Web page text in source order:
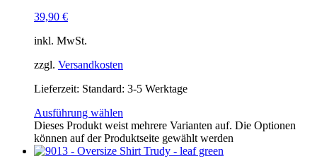
39,90 €
inkl. MwSt.
zzgl. Versandkosten
Lieferzeit: Standard: 3-5 Werktage
Ausführung wählen
Dieses Produkt weist mehrere Varianten auf. Die Optionen
können auf der Produktseite gewählt werden